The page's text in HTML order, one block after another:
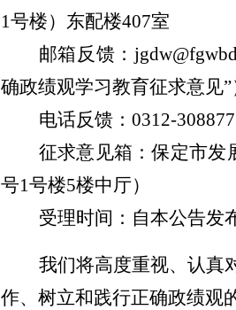
1号楼）东配楼407室
邮箱反馈 ：jgdw@
确政绩观学习教育征求意见”
电话反馈： 0312-
征求意见箱 ：保定市发
号1号楼5楼中厅）
受理时间：自本公告发
我们将高度重视、认真
作、树立和践行正确政绩观